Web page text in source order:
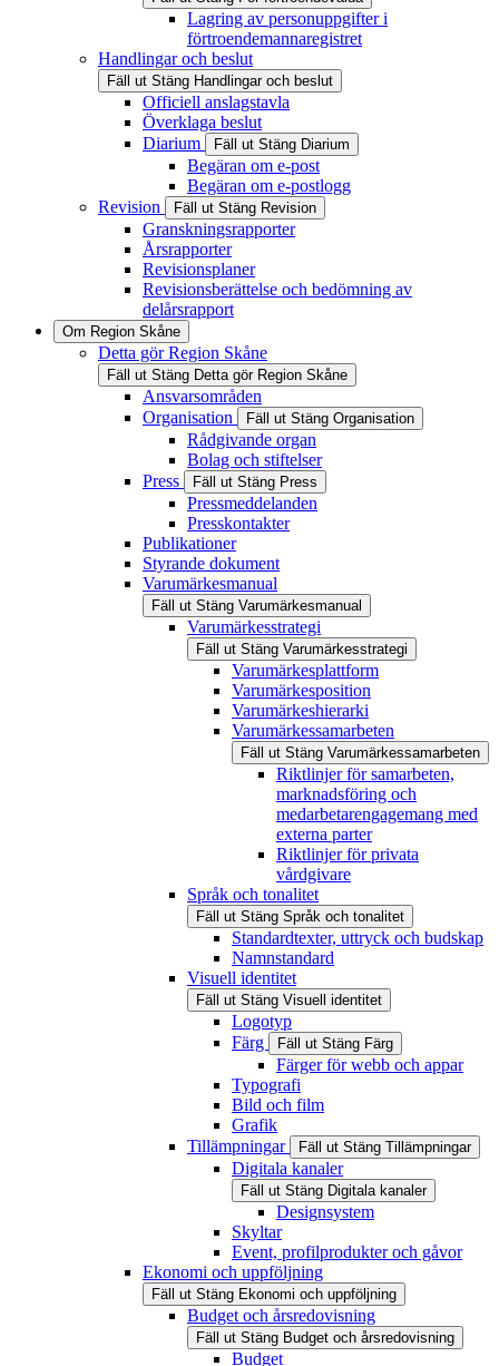
Lagring av personuppgifter i
förtroendemannaregistret
Handlingar och beslut
Fäll ut Stäng Handlingar och beslut
Officiell anslagstavla
Överklaga beslut
Diarium
Fäll ut Stäng Diarium
Begäran om e-post
Begäran om e-postlogg
Revision
Fäll ut Stäng Revision
Granskningsrapporter
Årsrapporter
Revisionsplaner
Revisionsberättelse och bedömning av
delårsrapport
Om Region Skåne
Detta gör Region Skåne
Fäll ut Stäng Detta gör Region Skåne
Ansvarsområden
Organisation
Fäll ut Stäng Organisation
Rådgivande organ
Bolag och stiftelser
Press
Fäll ut Stäng Press
Pressmeddelanden
Presskontakter
Publikationer
Styrande dokument
Varumärkesmanual
Fäll ut Stäng Varumärkesmanual
Varumärkesstrategi
Fäll ut Stäng Varumärkesstrategi
Varumärkesplattform
Varumärkesposition
Varumärkeshierarki
Varumärkessamarbeten
Fäll ut Stäng Varumärkessamarbeten
Riktlinjer för samarbeten,
marknadsföring och
medarbetarengagemang med
externa parter
Riktlinjer för privata
vårdgivare
Språk och tonalitet
Fäll ut Stäng Språk och tonalitet
Standardtexter, uttryck och budskap
Namnstandard
Visuell identitet
Fäll ut Stäng Visuell identitet
Logotyp
Färg
Fäll ut Stäng Färg
Färger för webb och appar
Typografi
Bild och film
Grafik
Tillämpningar
Fäll ut Stäng Tillämpningar
Digitala kanaler
Fäll ut Stäng Digitala kanaler
Designsystem
Skyltar
Event, profilprodukter och gåvor
Ekonomi och uppföljning
Fäll ut Stäng Ekonomi och uppföljning
Budget och årsredovisning
Fäll ut Stäng Budget och årsredovisning
Budget